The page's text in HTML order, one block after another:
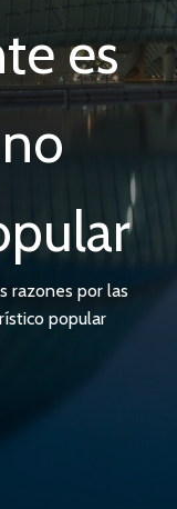
es
razones por las
popular